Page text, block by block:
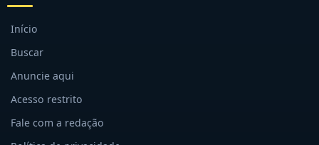
Início
Buscar
Anuncie aqui
Acesso restrito
Fale com a redação